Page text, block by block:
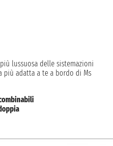
lussuosa delle sistemazioni
più adatta a te a bordo di Ms